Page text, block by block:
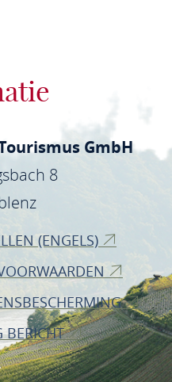
GmbH
8
(ENGELS)
BERICHT